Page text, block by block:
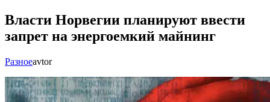
Власти Норвегии планируют ввести
запрет на энергоемкий майнинг
Разноеavtor